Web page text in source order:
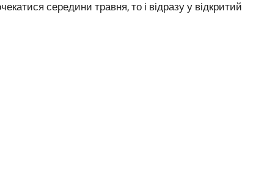
середини травня, то і відразу у відкритий